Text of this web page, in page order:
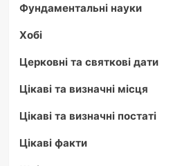
Фундаментальні науки
Хобі
Церковні та святкові дати
Цікаві та визначні місця
Цікаві та визначні постаті
Цікаві факти